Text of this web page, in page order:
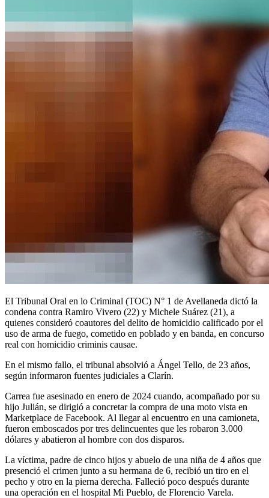
El Tribunal Oral en lo Criminal (TOC) N° 1 de Avellaneda dictó la
condena contra Ramiro Vivero (22) y Michele Suárez (21), a
quienes consideró coautores del delito de homicidio calificado por el
uso de arma de fuego, cometido en poblado y en banda, en concurso
real con homicidio criminis causae.
En el mismo fallo, el tribunal absolvió a Ángel Tello, de 23 años,
según informaron fuentes judiciales a Clarín.
Carrea fue asesinado en enero de 2024 cuando, acompañado por su
hijo Julián, se dirigió a concretar la compra de una moto vista en
Marketplace de Facebook. Al llegar al encuentro en una camioneta,
fueron emboscados por tres delincuentes que les robaron 3.000
dólares y abatieron al hombre con dos disparos.
La víctima, padre de cinco hijos y abuelo de una niña de 4 años que
presenció el crimen junto a su hermana de 6, recibió un tiro en el
pecho y otro en la pierna derecha. Falleció poco después durante
una operación en el hospital Mi Pueblo, de Florencio Varela.